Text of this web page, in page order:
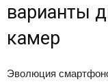
варианты
камер
Эволюция